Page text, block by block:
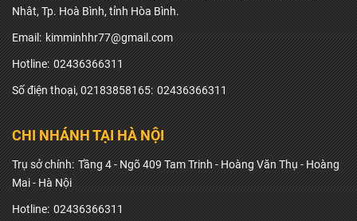
Nhât, Tp. Hoà Bình, tỉnh Hòa Bình.
Email: kimminhhr77@gmail.com
Hotline: 02436366311
Số điện thoại, 02183858165: 02436366311
CHI NHÁNH TẠI HÀ NỘI
Trụ sở chính: Tầng 4 - Ngõ 409 Tam Trinh - Hoàng Văn Thụ - Hoàng
Mai - Hà Nội
Hotline: 02436366311